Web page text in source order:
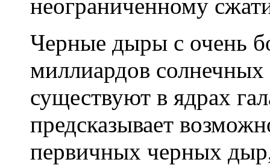
неограниченному
Черные дыры с очень
миллиардов
существуют в ядрах
предсказывает
первичных черных